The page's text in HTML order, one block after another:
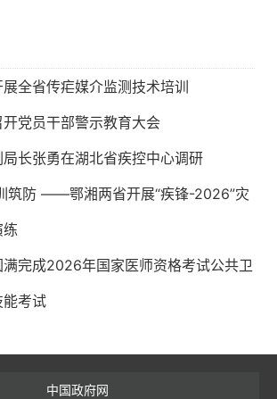
全省传疟媒介监测技术培训
党员干部警示教育大会
局长张勇在湖北省疾控中心调研
筑防 ——鄂湘两省开展“疾锋-2026”灾
完成2026年国家医师资格考试公共卫
能考试
中国政府网